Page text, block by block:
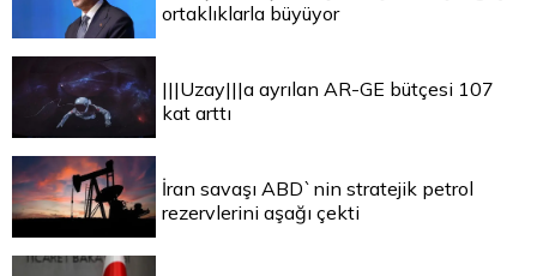
ortaklıklarla büyüyor
|||Uzay|||a ayrılan AR-GE bütçesi 107
kat arttı
İran savaşı ABD`nin stratejik petrol
rezervlerini aşağı çekti